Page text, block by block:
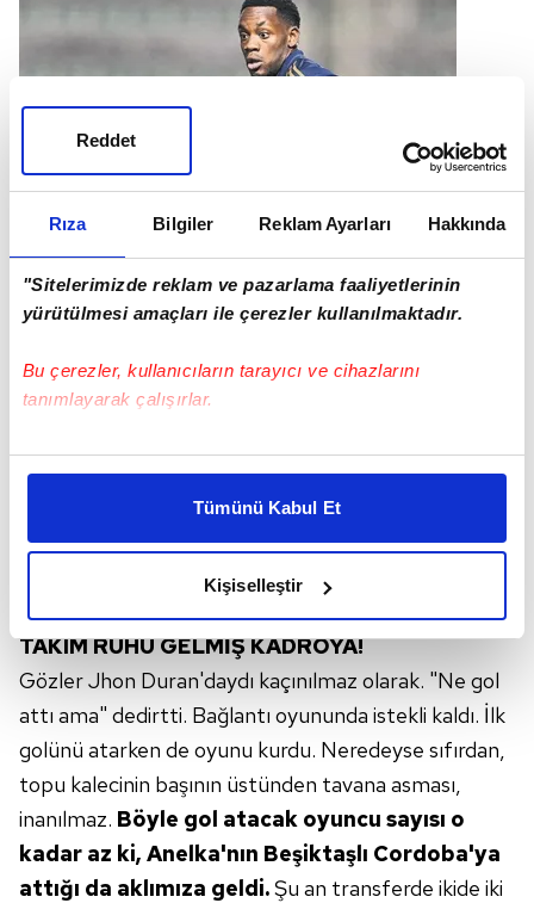
Rıza Bilgiler Reklam Ayarları Hakkında
"Sitelerimizde reklam ve pazarlama faaliyetlerinin
yürütülmesi amaçları ile çerezler kullanılmaktadır.
Bu çerezler, kullanıcıların tarayıcı ve cihazlarını
tanımlayarak çalışırlar.
Bu çerezlere izin vermeniz halinde sizlere özel
daha iyi reklam deneyimi yaşatabiliriz. Bunu yaparken
amacımızın size daha iyi bir reklam deneyimi sunmak
elimizden gelen çabayı gösterdiğimizi ve bu noktada,
kalemimiz olduğunu sizlere hatırlatmak isteriz.
Her halükârda, kullanıcılar, bu çerezlere izin vermedikleri
takdirde, kullanıcılara hedefli reklamlar
gösterilmeyecektir."
Sizlere daha iyi bir hizmet sunabilmek için İnternet
Sitemizde kendimize ve üçüncü kişilere ait çerezler
kullanılmaktadır. Bu çerezler vasıtasıyla çeşitli kişisel
Tümünü Kabul Et
Kişiselleştir
Reddet
TAKIM RUHU GELMİŞ KADROYA!
Gözler Jhon Duran'daydı kaçınılmaz olarak. "Ne gol
attı ama" dedirtti. Bağlantı oyununda istekli kaldı. İlk
golünü atarken de oyunu kurdu. Neredeyse sıfırdan,
topu kalecinin başının üstünden tavana asması,
inanılmaz. Böyle gol atacak oyuncu sayısı o
kadar az ki, Anelka'nın Beşiktaşlı Cordoba'ya
attığı da aklımıza geldi.Şu an transferde ikide iki